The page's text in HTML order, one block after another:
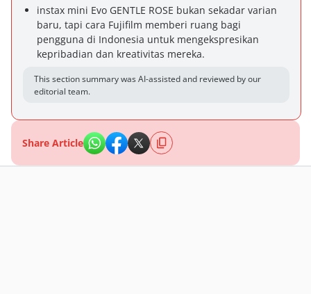
instax mini Evo GENTLE ROSE bukan sekadar varian
baru, tapi cara Fujifilm memberi ruang bagi
pengguna di Indonesia untuk mengekspresikan
kepribadian dan kreativitas mereka.
This section summary was AI-assisted and reviewed by our
editorial team.
Share Article